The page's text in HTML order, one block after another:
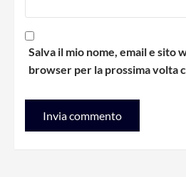
Salva il mio nome, email e sito
browser per la prossima volta